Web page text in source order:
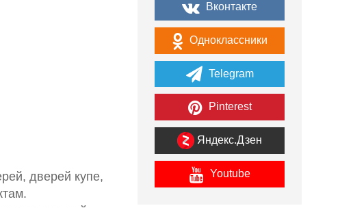
дверей купе,
Вконтакте
Одноклассники
Telegram
Pinterest
Яндекс.Дзен
Youtube